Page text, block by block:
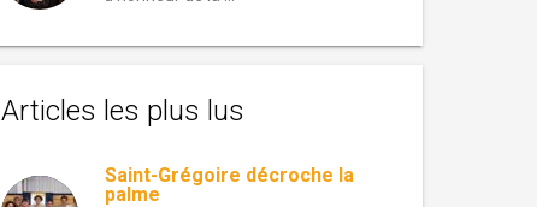
Articles les plus lus
Saint-Grégoire décroche la
palme